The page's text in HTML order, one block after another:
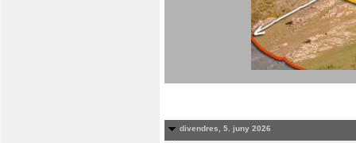
divendres, 5. juny 2026